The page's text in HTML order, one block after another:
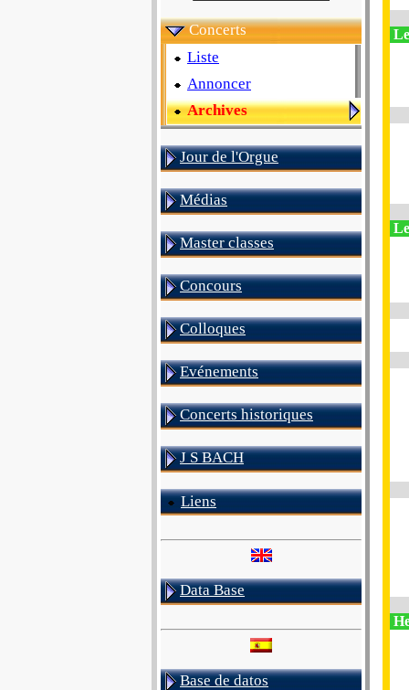
Concerts
Liste
Annoncer
Archives
Jour de l'Orgue
Médias
Master classes
Concours
Colloques
Evénements
Concerts historiques
J S BACH
Liens
Data Base
Base de datos